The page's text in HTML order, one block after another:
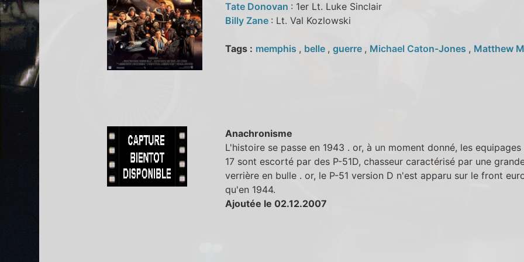
Tate Donovan : 1er Lt. Luke Sinclair
Billy Zane : Lt. Val Kozlowski
Tags : memphis , belle , guerre , Michael Caton-Jones , Matthew
Anachronisme
L'histoire se passe en 1943 . or, à un moment donné, les equipages
17 sont escorté par des P-51D, chasseur caractérisé par une
verrière en bulle . or, le P-51 version D n'est apparu sur le front
qu'en 1944.
Ajoutée le 02.12.2007